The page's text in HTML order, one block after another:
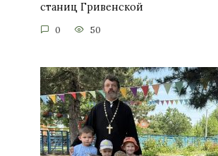
станиц Гривенской
0 50